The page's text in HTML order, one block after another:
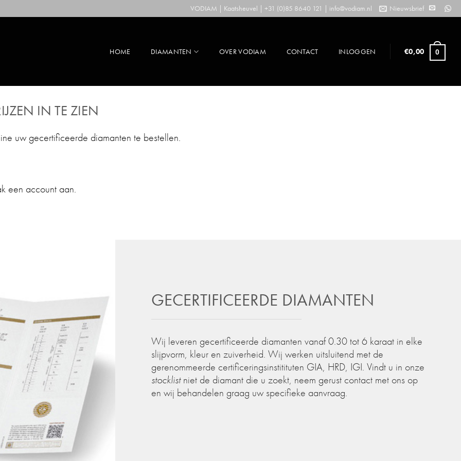
VODIAM | Kaatsheuvel | +31 (0)85 8640 121 | info@vodiam.nl Nieuwsbrief
HOME DIAMANTEN OVER VODIAM CONTACT INLOGGEN €0,00 0
IN TE ZIEN
uw gecertificeerde diamanten te bestellen.
een account aan.
GECERTIFICEERDE DIAMANTEN
Wij leveren gecertificeerde diamanten vanaf 0.30 tot 6 karaat in elke
slijpvorm, kleur en zuiverheid. Wij werken uitsluitend met de
gerenommeerde certificeringsinstitituten GIA, HRD, IGI. Vindt u in onze
stocklistniet de diamant die u zoekt, neem gerust contact met ons op
en wij behandelen graag uw specifieke aanvraag.